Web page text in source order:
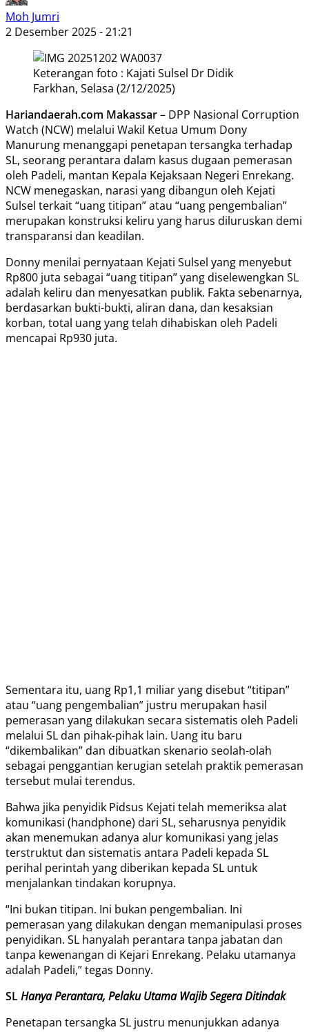
Moh Jumri
2 Desember 2025 - 21:21
Keterangan foto : Kajati Sulsel Dr Didik
Farkhan, Selasa (2/12/2025)
Hariandaerah.com Makassar– DPP Nasional Corruption
Watch (NCW) melalui Wakil Ketua Umum Dony
Manurung menanggapi penetapan tersangka terhadap
SL, seorang perantara dalam kasus dugaan pemerasan
oleh Padeli, mantan Kepala Kejaksaan Negeri Enrekang.
NCW menegaskan, narasi yang dibangun oleh Kejati
Sulsel terkait “uang titipan” atau “uang pengembalian”
merupakan konstruksi keliru yang harus diluruskan demi
transparansi dan keadilan.
Donny menilai pernyataan Kejati Sulsel yang menyebut
Rp800 juta sebagai “uang titipan” yang diselewengkan SL
adalah keliru dan menyesatkan publik. Fakta sebenarnya,
berdasarkan bukti-bukti, aliran dana, dan kesaksian
korban, total uang yang telah dihabiskan oleh Padeli
mencapai Rp930 juta.
Sementara itu, uang Rp1,1 miliar yang disebut “titipan”
atau “uang pengembalian” justru merupakan hasil
pemerasan yang dilakukan secara sistematis oleh Padeli
melalui SL dan pihak-pihak lain. Uang itu baru
“dikembalikan” dan dibuatkan skenario seolah-olah
sebagai penggantian kerugian setelah praktik pemerasan
tersebut mulai terendus.
Bahwa jika penyidik Pidsus Kejati telah memeriksa alat
komunikasi (handphone) dari SL, seharusnya penyidik
akan menemukan adanya alur komunikasi yang jelas
terstruktut dan sistematis antara Padeli kepada SL
perihal perintah yang diberikan kepada SL untuk
menjalankan tindakan korupnya.
“Ini bukan titipan. Ini bukan pengembalian. Ini
pemerasan yang dilakukan dengan memanipulasi proses
penyidikan. SL hanyalah perantara tanpa jabatan dan
tanpa kewenangan di Kejari Enrekang. Pelaku utamanya
adalah Padeli,” tegas Donny.
SLHanya Perantara, Pelaku Utama Wajib Segera Ditindak
Penetapan tersangka SL justru menunjukkan adanya